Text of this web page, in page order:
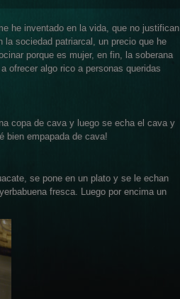
he inventado en la vida, que no justifican
sociedad patriarcal, un precio que he
porque es mujer, en fin, la soberana
ofrecer algo rico a personas queridas
copa de cava y luego se echa el cava y
bien empapada de cava!
se pone en un plato y se le echan
fresca. Luego por encima un